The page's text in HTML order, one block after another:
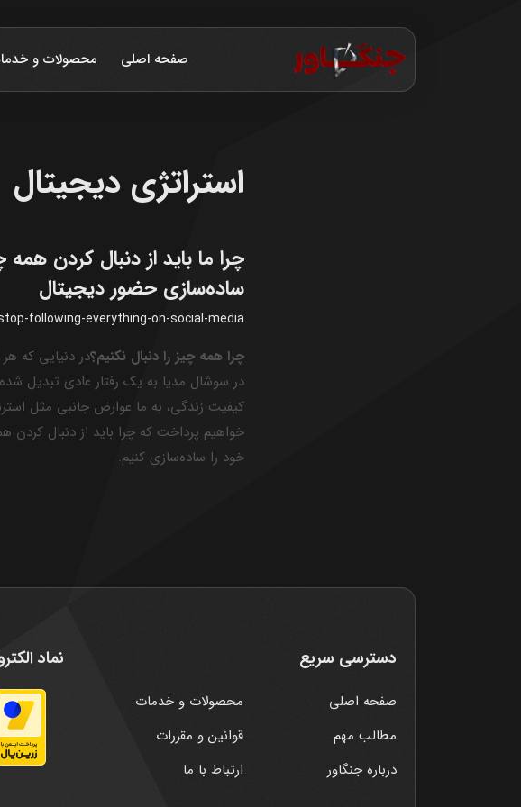
صفحه اصلی محصولات و
استراتژی دیجیتال
چرا ما باید از دنبال کردن
ساده‌سازی حضور دیجیتال
following-everything-on-social-media
چرا همه چیز را دنبال نکنیم؟در دنیایی که
در سوشال مدیا به یک رفتار عادی تبدیل
کیفیت زندگی، به ما عوارض جانبی مثل
خواهیم پرداخت که چرا باید از دنبال
خود را ساده‌سازی کنیم.
دسترسی سریع
صفحه اصلی
محصولات و خدمات
مطالب مهم
قوانین و مقررات
درباره جنگاور
ارتباط با ما
نماد